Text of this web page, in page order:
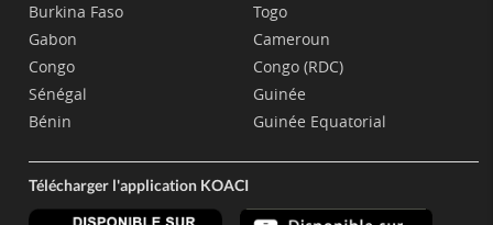
Burkina Faso
Gabon
Congo
Sénégal
Bénin
Togo
Cameroun
Congo (RDC)
Guinée
Guinée Equatorial
Télécharger l'application KOACI